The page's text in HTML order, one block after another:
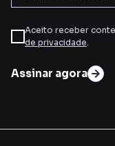
Aceito receber
de privacidade
Assinar agora